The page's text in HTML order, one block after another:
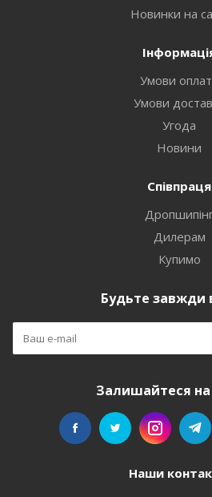
Новинки на
Умови
Умови
Угода
Новини
Співпраця
Дилерам
Купимо
Будьте завжди
Залишайтеся на
Наши